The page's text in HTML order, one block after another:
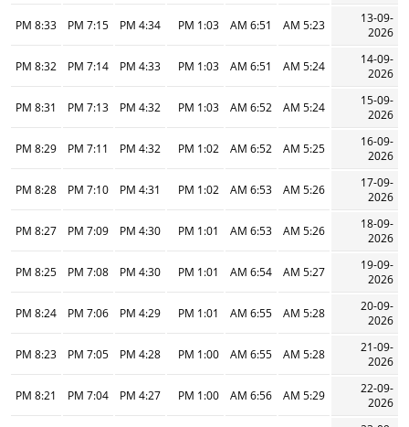
13-09-
2026
5:23 AM
6:51 AM
1:03 PM
4:34 PM
7:15 PM
8:33 PM
14-09-
2026
5:24 AM
6:51 AM
1:03 PM
4:33 PM
7:14 PM
8:32 PM
15-09-
2026
5:24 AM
6:52 AM
1:03 PM
4:32 PM
7:13 PM
8:31 PM
16-09-
2026
5:25 AM
6:52 AM
1:02 PM
4:32 PM
7:11 PM
8:29 PM
17-09-
2026
5:26 AM
6:53 AM
1:02 PM
4:31 PM
7:10 PM
8:28 PM
18-09-
2026
5:26 AM
6:53 AM
1:01 PM
4:30 PM
7:09 PM
8:27 PM
19-09-
2026
5:27 AM
6:54 AM
1:01 PM
4:30 PM
7:08 PM
8:25 PM
20-09-
2026
5:28 AM
6:55 AM
1:01 PM
4:29 PM
7:06 PM
8:24 PM
21-09-
2026
5:28 AM
6:55 AM
1:00 PM
4:28 PM
7:05 PM
8:23 PM
22-09-
2026
5:29 AM
6:56 AM
1:00 PM
4:27 PM
7:04 PM
8:21 PM